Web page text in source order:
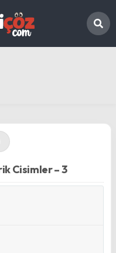
Cisimler – 3